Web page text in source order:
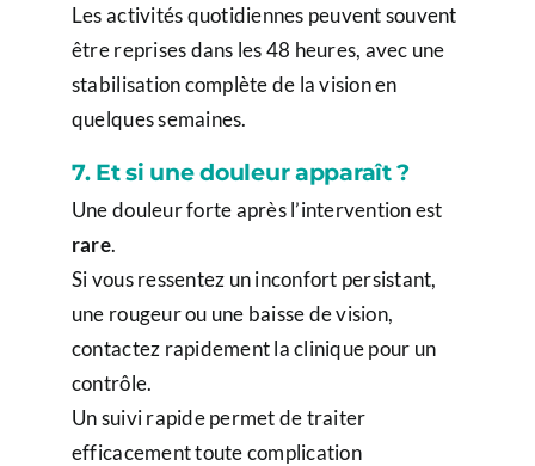
Les activités quotidiennes peuvent souvent
être reprises dans les 48 heures, avec une
stabilisation complète de la vision en
quelques semaines.
7. Et si une douleur apparaît ?
Une douleur forte après l’intervention est
rare.
Si vous ressentez un inconfort persistant,
une rougeur ou une baisse de vision,
contactez rapidement la clinique pour un
contrôle.
Un suivi rapide permet de traiter
efficacement toute complication